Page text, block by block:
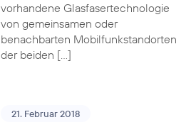
vorhandene Glasfasertechnologie
von gemeinsamen oder
benachbarten Mobilfunkstandorten
der beiden […]
21. Februar 2018